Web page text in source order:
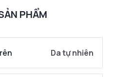
PHẨM
Da tự nhiên